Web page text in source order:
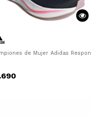
- Negrode Mujer Adidas